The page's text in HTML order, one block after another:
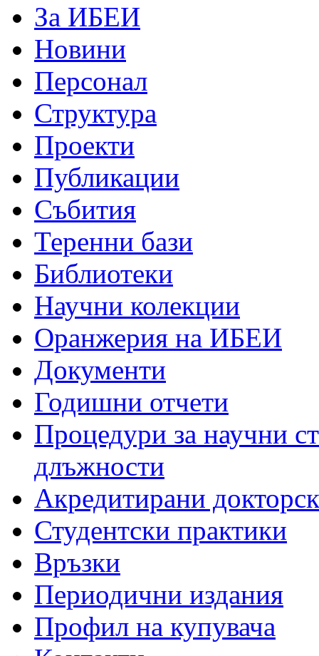
За ИБЕИ
Новини
Персонал
Структура
Проекти
Публикации
Събития
Теренни бази
Библиотеки
Научни колекции
Оранжерия на ИБЕИ
Документи
Годишни отчети
Процедури за научни
длъжности
Акредитирани
Студентски практики
Връзки
Периодични издания
Профил на купувача